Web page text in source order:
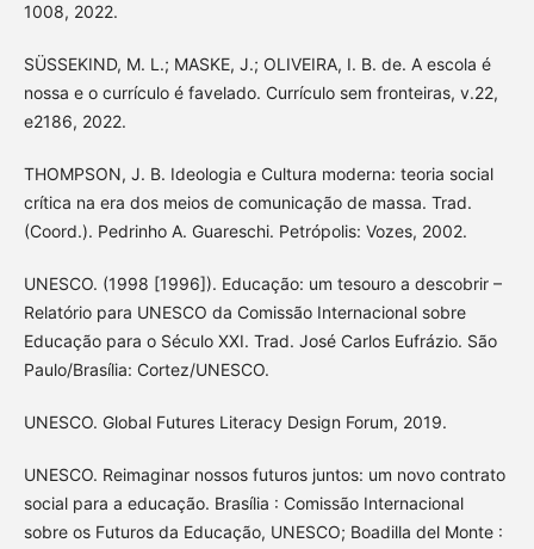
1008, 2022.
SÜSSEKIND, M. L.; MASKE, J.; OLIVEIRA, I. B. de. A escola é
nossa e o currículo é favelado. Currículo sem fronteiras, v.22,
e2186, 2022.
THOMPSON, J. B. Ideologia e Cultura moderna: teoria social
crítica na era dos meios de comunicação de massa. Trad.
(Coord.). Pedrinho A. Guareschi. Petrópolis: Vozes, 2002.
UNESCO. (1998 [1996]). Educação: um tesouro a descobrir –
Relatório para UNESCO da Comissão Internacional sobre
Educação para o Século XXI. Trad. José Carlos Eufrázio. São
Paulo/Brasília: Cortez/UNESCO.
UNESCO. Global Futures Literacy Design Forum, 2019.
UNESCO. Reimaginar nossos futuros juntos: um novo contrato
social para a educação. Brasília : Comissão Internacional
sobre os Futuros da Educação, UNESCO; Boadilla del Monte :